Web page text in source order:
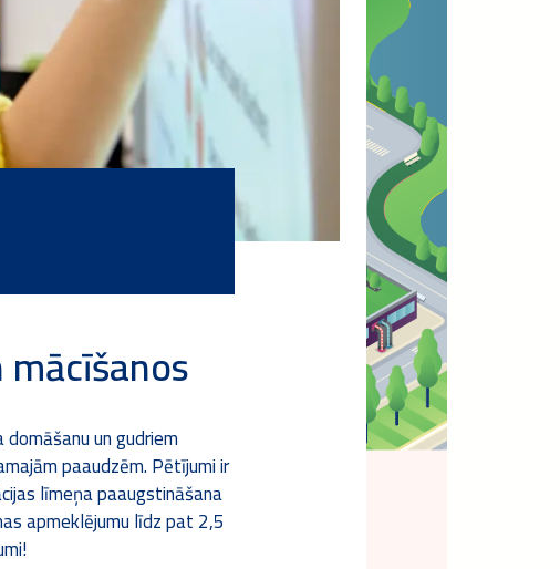
un gudriem
paaudzēm. Pētījumi ir
līmeņa paaugstināšana
apmeklējumu līdz pat 2,5